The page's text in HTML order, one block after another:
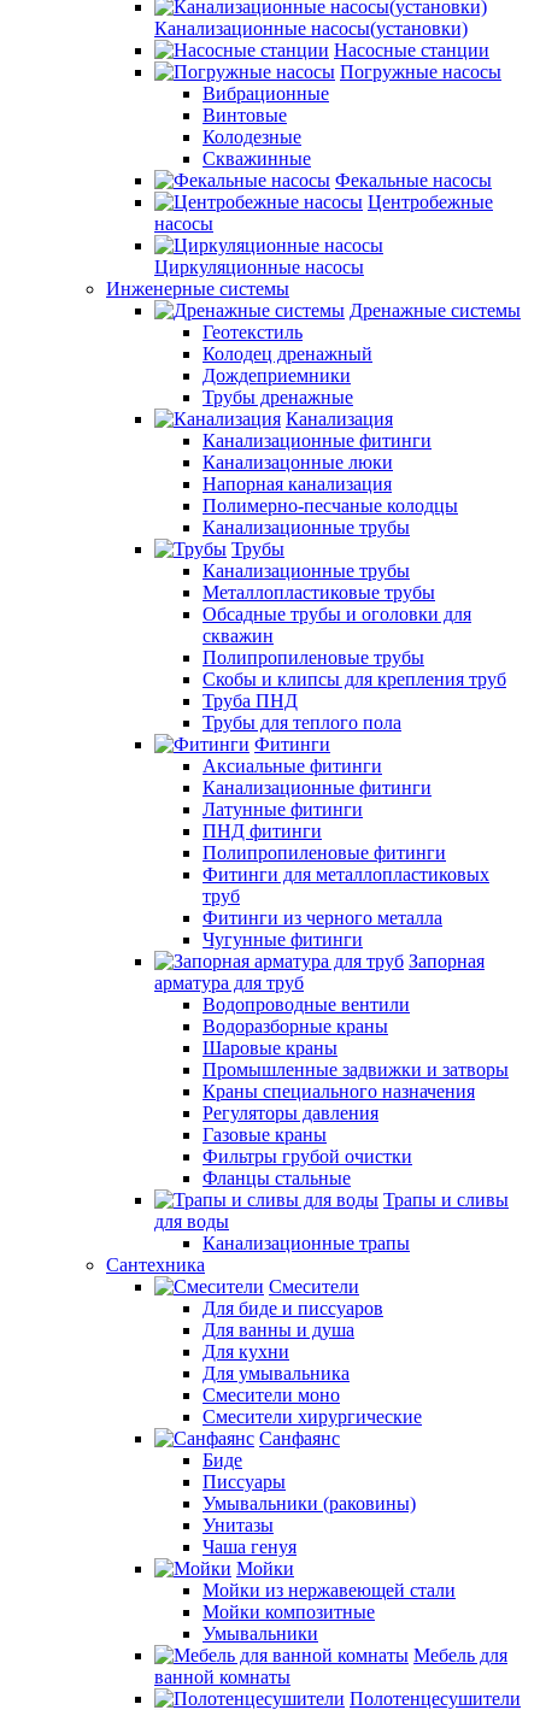
Канализационные насосы(установки)
Насосные станции
Погружные насосы
Вибрационные
Винтовые
Колодезные
Скважинные
Фекальные насосы
Центробежные
насосы
Циркуляционные насосы
Инженерные системы
Дренажные системы
Геотекстиль
Колодец дренажный
Дождеприемники
Трубы дренажные
Канализация
Канализационные фитинги
Канализацонные люки
Напорная канализация
Полимерно-песчаные колодцы
Канализационные трубы
Трубы
Канализационные трубы
Металлопластиковые трубы
Обсадные трубы и оголовки для
скважин
Полипропиленовые трубы
Скобы и клипсы для крепления труб
Труба ПНД
Трубы для теплого пола
Фитинги
Аксиальные фитинги
Канализационные фитинги
Латунные фитинги
ПНД фитинги
Полипропиленовые фитинги
Фитинги для металлопластиковых
труб
Фитинги из черного металла
Чугунные фитинги
Запорная
арматура для труб
Водопроводные вентили
Водоразборные краны
Шаровые краны
Промышленные задвижки и затворы
Краны специального назначения
Регуляторы давления
Газовые краны
Фильтры грубой очистки
Фланцы стальные
Трапы и сливы
для воды
Канализационные трапы
Сантехника
Смесители
Для биде и писсуаров
Для ванны и душа
Для кухни
Для умывальника
Смесители моно
Смесители хирургические
Санфаянс
Биде
Писсуары
Умывальники (раковины)
Унитазы
Чаша генуя
Мойки
Мойки из нержавеющей стали
Мойки композитные
Умывальники
Мебель для
ванной комнаты
Полотенцесушители